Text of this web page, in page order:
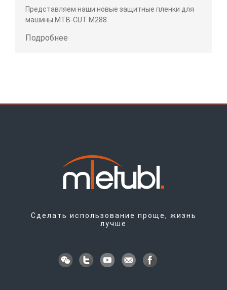
Представляем наши новые защитные пленки для
машины MTB-CUT M288.
Подробнее
Сделать использование проще, жизнь
лучше